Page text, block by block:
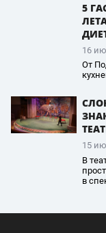
5
16
От
15
В
в